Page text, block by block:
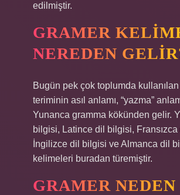
edilmiştir.
GRAMER
NEREDEN
Bugün pek çok toplumda
teriminin asıl anlamı, “yazma”
Yunanca gramma kökünden gelir.
bilgisi, Latince dil bilgisi,
İngilizce dil bilgisi ve Almanca dil
kelimeleri buradan türemiştir.
GRAMER NEDEN